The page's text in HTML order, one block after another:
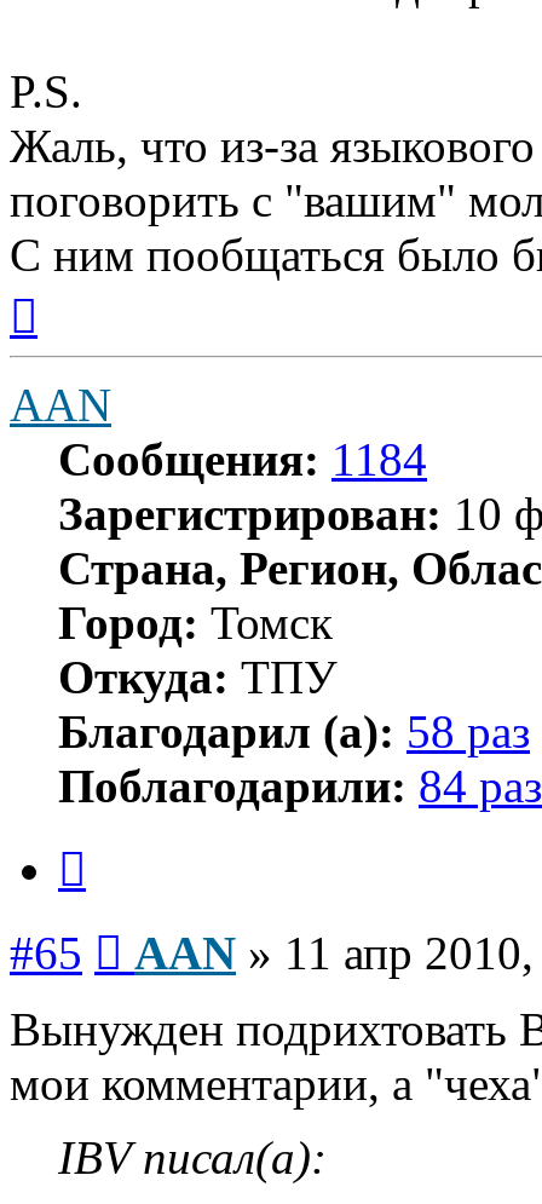
P.S.
Жаль, что из-за
поговорить с "вашим"
С ним пообщаться было
началу
AAN
Сообщения: 1184
Зарегистрирован: 10
Страна, Регион,
Город: Томск
Откуда: ТПУ
Благодарил (а): 58 раз
Поблагодарили: 84
#65 AAN » 11 апр
Вынужден подрихтовать
мои комментарии, а
IBV писал(а):